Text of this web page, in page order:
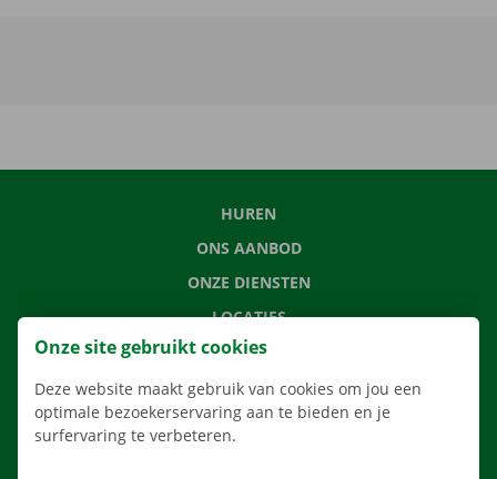
HUREN
ONS AANBOD
ONZE DIENSTEN
LOCATIES
APP
VERHUISOPLOSSINGEN
Onze site gebruikt cookies
Deze website maakt gebruik van cookies om jou een
optimale bezoekerservaring aan te bieden en je
surfervaring te verbeteren.